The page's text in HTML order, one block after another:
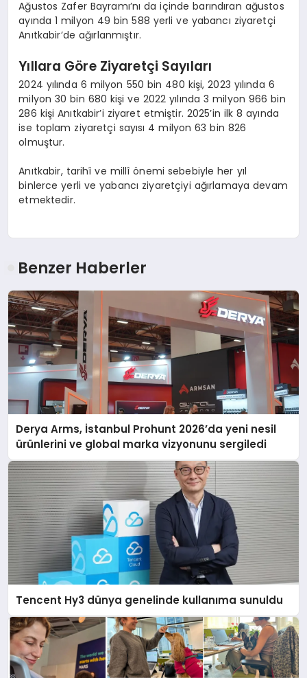
Ağustos Zafer Bayramı’nı da içinde barındıran ağustos
ayında 1 milyon 49 bin 588 yerli ve yabancı ziyaretçi
Anıtkabir’de ağırlanmıştır.
Yıllara Göre Ziyaretçi Sayıları
2024 yılında 6 milyon 550 bin 480 kişi, 2023 yılında 6
milyon 30 bin 680 kişi ve 2022 yılında 3 milyon 966 bin
286 kişi Anıtkabir’i ziyaret etmiştir. 2025’in ilk 8 ayında
ise toplam ziyaretçi sayısı 4 milyon 63 bin 826
olmuştur.
Anıtkabir, tarihî ve millî önemi sebebiyle her yıl
binlerce yerli ve yabancı ziyaretçiyi ağırlamaya devam
etmektedir.
Benzer Haberler
Derya Arms, İstanbul Prohunt 2026’da yeni nesil
ürünlerini ve global marka vizyonunu sergiledi
Tencent Hy3 dünya genelinde kullanıma sunuldu